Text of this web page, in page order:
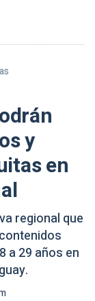
y
en
regional que
a 29 años en